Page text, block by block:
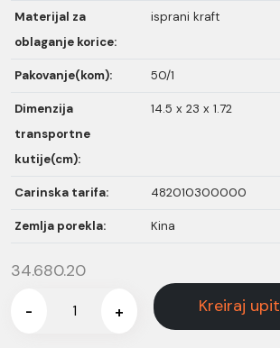
Materijal za
oblaganje korice:
isprani kraft
Pakovanje(kom): 50/1
Dimenzija
transportne
kutije(cm):
14.5 x 23 x 1.72
Carinska tarifa: 482010300000
Zemlja porekla: Kina
34.680.20
- + Kreiraj upit